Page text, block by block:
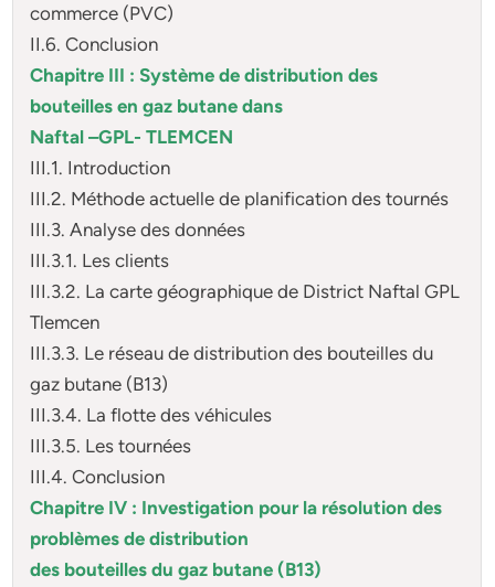
commerce (PVC)
II.6. Conclusion
Chapitre III : Système de distribution des
bouteilles en gaz butane dans
Naftal –GPL- TLEMCEN
III.1. Introduction
III.2. Méthode actuelle de planification des tournés
III.3. Analyse des données
III.3.1. Les clients
III.3.2. La carte géographique de District Naftal GPL
Tlemcen
III.3.3. Le réseau de distribution des bouteilles du
gaz butane (B13)
III.3.4. La flotte des véhicules
III.3.5. Les tournées
III.4. Conclusion
Chapitre IV : Investigation pour la résolution des
problèmes de distribution
des bouteilles du gaz butane (B13)